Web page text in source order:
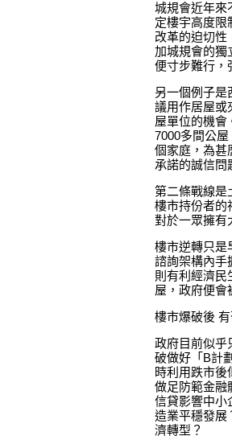
城規會近年來
定樓宇高度限
改革的迫切性
加城規會的獨
便寸步難行，
另一個例子是
議用作居屋或
屋單位的機會
7000多間公
個家庭，為甚
承諾的誠信問
第二條戰線是
樓市持份者的
對於一眾擁有
樓市逆轉只是
諮詢架構內手
則有利經濟民
屋，政府便會
樓市爆破後
政府目前似乎
破做好「B計
時利用跌市
做足防範金融
信貸影響中小
造業平穩發展
濟轉型？